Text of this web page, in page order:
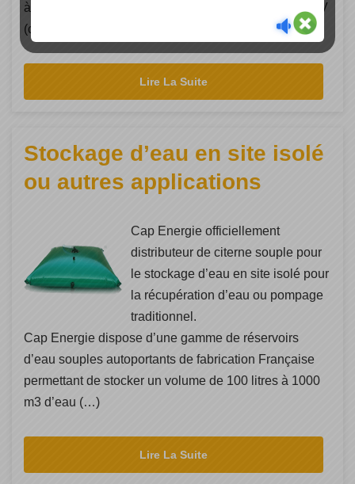
à de plus gros débit type Station de pompage en 230V
(courant alternatif) pouvant être secondée (…)
Lire La Suite
Stockage d’eau en site isolé
ou autres applications
Cap Energie officiellement
distributeur de citerne souple pour
le stockage d’eau en site isolé pour
la récupération d’eau ou pompage
traditionnel.
Cap Energie dispose d’une gamme de réservoirs
d’eau souples autoportants de fabrication Française
permettant de stocker un volume de 100 litres à 1000
m3 d’eau (…)
Lire La Suite